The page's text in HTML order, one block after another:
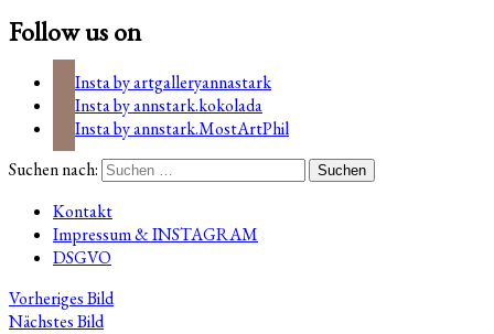
Follow us on
Insta by artgalleryannastark
Insta by annstark.kokolada
Insta by annstark.MostArtPhil
Suchen nach:
Kontakt
Impressum & INSTAGRAM
DSGVO
Vorheriges Bild
Nächstes Bild